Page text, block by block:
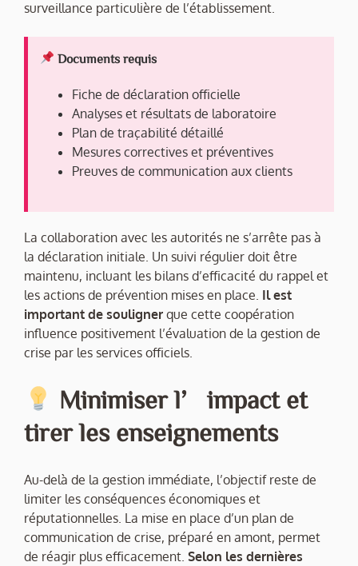
surveillance particulière de l’établissement.
Documents requis
Fiche de déclaration officielle
Analyses et résultats de laboratoire
Plan de traçabilité détaillé
Mesures correctives et préventives
Preuves de communication aux clients
La collaboration avec les autorités ne s’arrête pas à
la déclaration initiale. Un suivi régulier doit être
maintenu, incluant les bilans d’efficacité du rappel et
les actions de prévention mises en place. Il est
important de souligner que cette coopération
influence positivement l’évaluation de la gestion de
crise par les services officiels.
Minimiser l’impact et
tirer les enseignements
Au-delà de la gestion immédiate, l’objectif reste de
limiter les conséquences économiques et
réputationnelles. La mise en place d’un plan de
communication de crise, préparé en amont, permet
de réagir plus efficacement. Selon les dernières